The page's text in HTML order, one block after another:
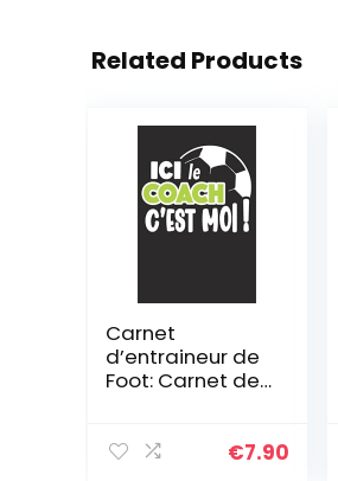
Related Products
Carnet
d’entraineur de
Foot: Carnet de
tactiques de€7.90